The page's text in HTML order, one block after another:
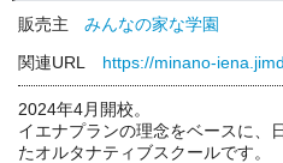
販売主
みんなの家な学園
関連URL
https://minano-
2024年4月開校。
イエナプランの理念をベースに、
たオルタナティブスクールです。